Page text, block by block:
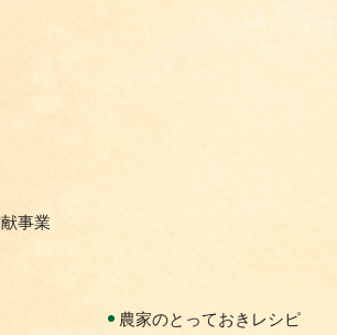
事業
農家のとっておきレシピ